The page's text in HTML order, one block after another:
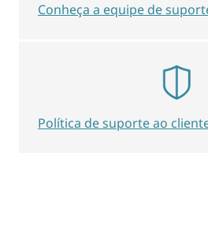
Conheça a equipe de
Política de suporte ao